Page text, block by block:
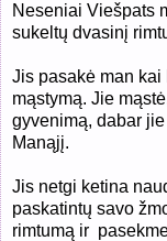
Neseniai Viešpats
sukeltų dvasinį
Jis pasakė man kai
mąstymą. Jie
gyvenimą, dabar
Manąjį.
Jis netgi ketina
paskatintų savo
rimtumą ir